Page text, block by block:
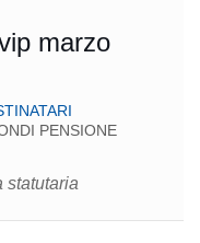
marzo
PENSIONE
statutaria